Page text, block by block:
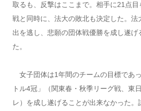
取るも、反撃はここまで。相手に21点
戦と同時に、法大の敗北も決定した。法
出を逃し、悲願の団体戦優勝を成し遂げ
た。
女子団体は1年間のチームの目標であ
トル4冠」（関東春・秋季リーグ戦、東
レ）を成し遂げることが出来なかった。